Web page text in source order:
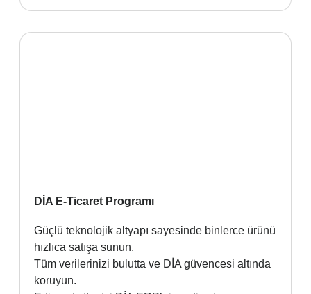
DİA E-Ticaret Programı
Güçlü teknolojik altyapı sayesinde binlerce ürünü
hızlıca satışa sunun.
Tüm verilerinizi bulutta ve DİA güvencesi altında
koruyun.